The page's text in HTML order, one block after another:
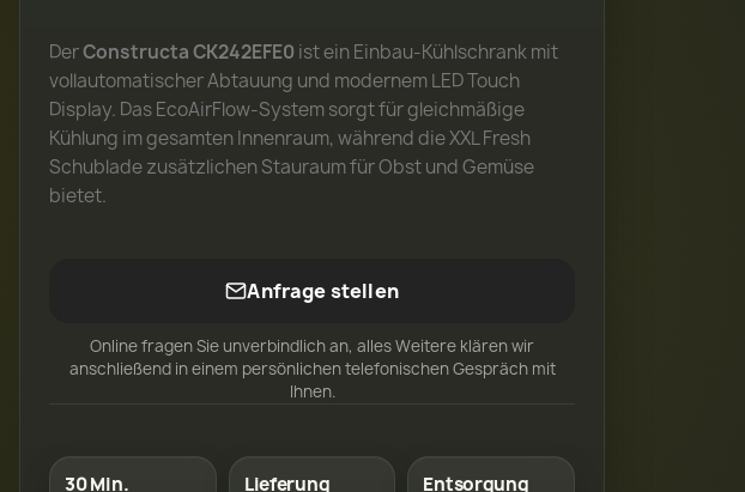
DerConstructa CK242EFE0 ist ein Einbau-Kühlschrank mit
vollautomatischer Abtauung und modernem LED Touch
Display. Das EcoAirFlow-System sorgt für gleichmäßige
Kühlung im gesamten Innenraum, während die XXL Fresh
Schublade zusätzlichen Stauraum für Obst und Gemüse
bietet.
Anfrage stellen
Online fragen Sie unverbindlich an, alles Weitere klären wir
anschließend in einem persönlichen telefonischen Gespräch mit
Ihnen.
30 Min.
Lieferung
Entsorgung